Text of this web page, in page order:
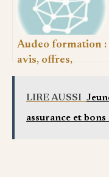
Audeo formation :
avis, offres,
LIRE AUSSI
assurance et